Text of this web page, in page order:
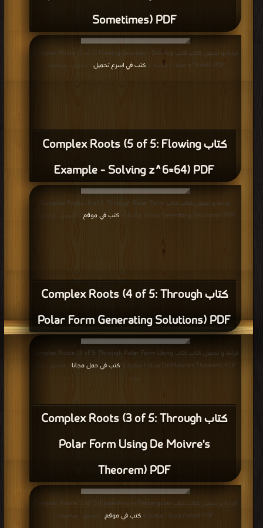
Sometimes) PDF
كتاب Complex Roots (5 of 5: Flowing
Example - Solving z^6=64) PDF
قراءة و تحميل كتاب كتاب Complex Roots (5 of 5: Flowing Example - Solving
z^6=64) PDF مجانا | مكتبة >
كتب في اسرع تحميل | التحميل : مرة/مرات
كتاب Complex Roots (4 of 5: Through
Polar Form Generating Solutions) PDF
قراءة و تحميل كتاب كتاب Complex Roots (4 of 5: Through Polar Form
Generating Solutions) PDF مجانا | مكتبة >
كتب في موقع | التحميل : مرة/مرات
كتاب Complex Roots (3 of 5: Through
Polar Form Using De Moivre's
Theorem) PDF
قراءة و تحميل كتاب كتاب Complex Roots (3 of 5: Through Polar Form Using
De Moivre's Theorem) PDF مجانا | مكتبة >
كتب في حمل مجانا | التحميل : مرة/
مرات
قراءة و تحميل كتاب كتاب Complex Roots (2 of 5: Expanding in Rectangular
Form) PDF مجانا | مكتبة >
كتب في موقع | التحميل : مرة/مرات